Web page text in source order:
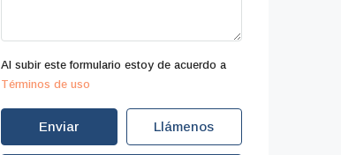
Al subir este formulario estoy de acuerdo a
Términos de uso
Enviar Llámenos